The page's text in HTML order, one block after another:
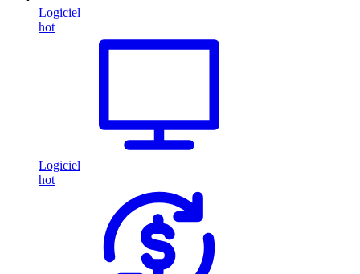
Logiciel
hot
Logiciel
hot